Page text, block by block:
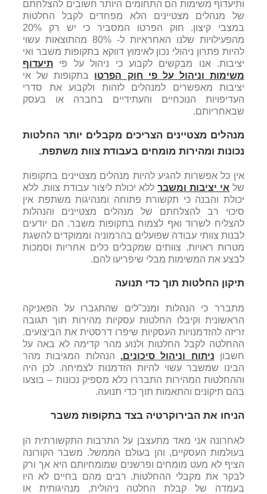
ותיעדוף משימות הם התחומים היותר חשובים להצלחתם
של מנהלים מצטיינים הלא מפחדים לקבל החלטות
במצבי קיצון. חוק הפרטו המסביר כי יש רק 20%
מהפעילויות שלנו האחראיות ל- 80% מהתוצאות עשוי
להיות פתרון ניהולי נכון לאימוץ דווקא בתקופות משבר ואי
יציבות. אנו מבקשים לקבוע כי ניהול על פי תיעדוף
משימות וניהול על פי חוק הפרטו בתקופות של אי
יציבות מאפשרים למנהלים לזהות ולקבוע את סדרי
העדיפויות הנוכחיים והעתידיים בחברה או בעסק
שבאחריותם.
מנהלים מצטיינים הצריכים מקבלים יותר החלטות
נכונות ומהירות מומחים בעבודת צוות משתפת.
אין כל אפשרות להגיע להיות מנהלים מצטיינים בתקופות
של אי יציבות ומשבר ללא יכולת ליצור עבודת צוות. ללא
יכולת והבנה כי תקשורת פתוחה ומנהיגות משתפת אין
סיכוי רב להצלחתם של מנהלים מצטיינים והנהלות
להצליח לשרוד ואף לצמוח בתקופות משבר. הם יודעים
לבנות צוותי עבודה שפועלים בהרמוניה וממוקדים להשגת
מטרות ראויות. צוותים שמקבלים כלים אחריות וסמכות
לבצע את המשימות מבלי שיפריעו להם.
תיקון החלטות תוך כדי תנועה
מתברר כי הנהלות ומנכ"לים שהתגברו על הפאניקה
הראשונית וקיבלו החלטות עסקיות מהירות תוך תגובה
זריזה להזדמנויות העסקיות שיפרו דרסטית את הביצועים.
ההחלטה לקבל החלטות ולנוע מהר קדימה לא באה על
חשבון ניתוח וניהול סיכונים. הנהלות המגיבות מהר
הבינו שמשבר עשוי להיות הזדמנות לצמיחה. לכן היה
וההחלטות המהירות התבררו כלא מספיק נכונות – בוצעו
בהם תיקונים והתאמות תוך כדי תנועה.
הניחו את הבירוקרטיה בצד בתקופות משבר
לאחרונה אני מאד מתעצבן על התרבות התקשורתית הן
בעולמות העסקיים, והן בעולם הממשל. משבר הקורונה
הציף לא מעט מומחים ופרשנים שמומחיותם היא אך ורק
לבקר את מקבלי ההחלטות. רבים מהם בחיים לא היו
בעמדה של קבלת החלטה ניהולית, מנהיגותית או